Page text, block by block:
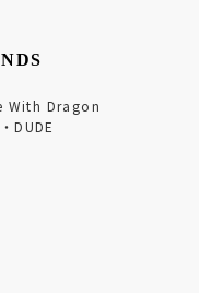
With Dragon
DUDE